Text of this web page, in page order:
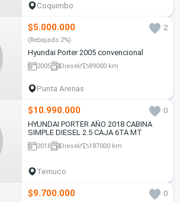
Coquimbo
$5.000.000 2
(Rebajado 2%)
Hyundai Porter 2005 convencional
2005 Diesel 89000 km
Punta Arenas
$10.990.000
0
HYUNDAI PORTER AÑO 2018 CABINA
SIMPLE DIESEL 2.5 CAJA 6TA MT
2018 Diesel 187000 km
Temuco
$9.700.000
0